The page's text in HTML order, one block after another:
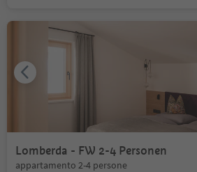
Lomberda - FW 2-4 Personen
appartamento 2-4 persone